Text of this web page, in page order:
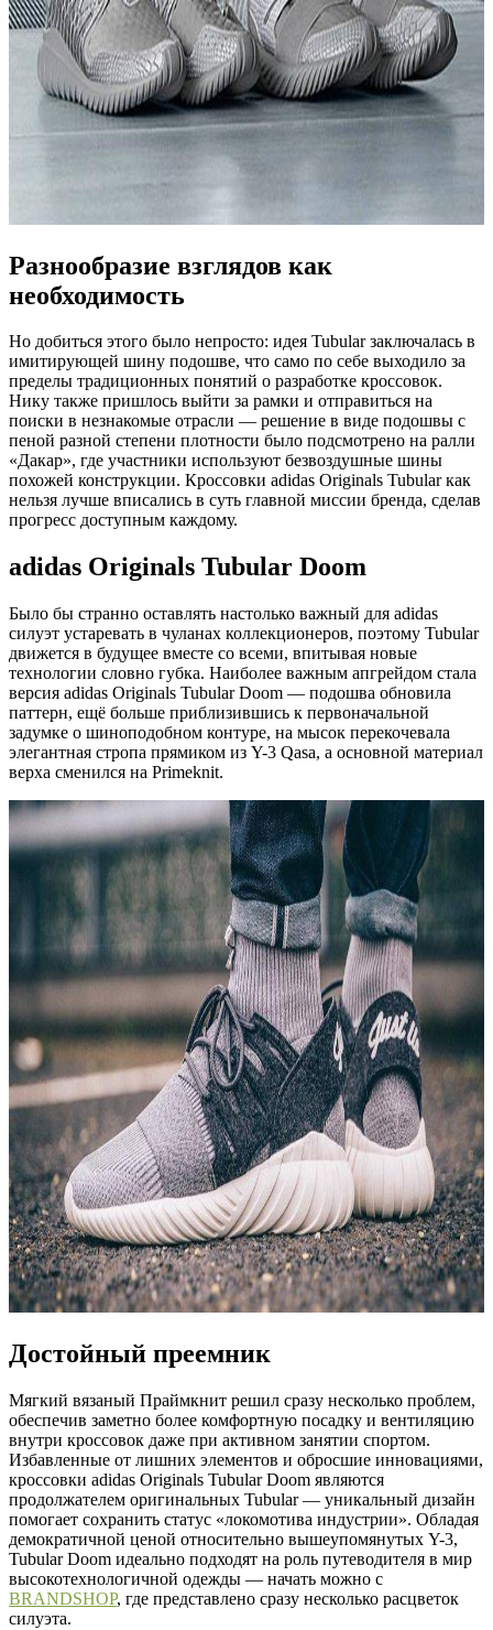
Разнообразие взглядов как
необходимость
Но добиться этого было непросто: идея Tubular заключалась в
имитирующей шину подошве, что само по себе выходило за
пределы традиционных понятий о разработке кроссовок.
Нику также пришлось выйти за рамки и отправиться на
поиски в незнакомые отрасли — решение в виде подошвы с
пеной разной степени плотности было подсмотрено на ралли
«Дакар», где участники используют безвоздушные шины
похожей конструкции. Кроссовки adidas Originals Tubular как
нельзя лучше вписались в суть главной миссии бренда, сделав
прогресс доступным каждому.
adidas Originals Tubular Doom
Было бы странно оставлять настолько важный для adidas
силуэт устаревать в чуланах коллекционеров, поэтому Tubular
движется в будущее вместе со всеми, впитывая новые
технологии словно губка. Наиболее важным апгрейдом стала
версия adidas Originals Tubular Doom — подошва обновила
паттерн, ещё больше приблизившись к первоначальной
задумке о шиноподобном контуре, на мысок перекочевала
элегантная стропа прямиком из Y-3 Qasa, а основной материал
верха сменился на Primeknit.
Достойный преемник
Мягкий вязаный Праймкнит решил сразу несколько проблем,
обеспечив заметно более комфортную посадку и вентиляцию
внутри кроссовок даже при активном занятии спортом.
Избавленные от лишних элементов и обросшие инновациями,
кроссовки adidas Originals Tubular Doom являются
продолжателем оригинальных Tubular — уникальный дизайн
помогает сохранить статус «локомотива индустрии». Обладая
демократичной ценой относительно вышеупомянутых Y-3,
Tubular Doom идеально подходят на роль путеводителя в мир
высокотехнологичной одежды — начать можно с
BRANDSHOP, где представлено сразу несколько расцветок
силуэта.